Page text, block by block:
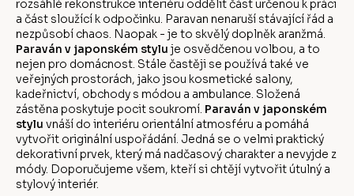
rozsáhlé rekonstrukce interiéru oddělit část určenou k práci
a část sloužící k odpočinku. Paravan nenaruší stávající řád a
nezpůsobí chaos. Naopak - je to skvělý doplněk aranžmá.
Paraván v japonském stylu je osvědčenou volbou, a to
nejen pro domácnost. Stále častěji se používá také ve
veřejných prostorách, jako jsou kosmetické salony,
kadeřnictví, obchody s módou a ambulance. Složená
zástěna poskytuje pocit soukromí. Paraván v japonském
stylu vnáší do interiéru orientální atmosféru a pomáhá
vytvořit originální uspořádání. Jedná se o velmi praktický
dekorativní prvek, který má nadčasový charakter a nevyjde z
módy. Doporučujeme všem, kteří si chtějí vytvořit útulný a
stylový interiér.